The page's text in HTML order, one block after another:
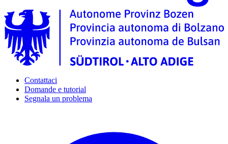
Contattaci
Domande e tutorial
Segnala un problema